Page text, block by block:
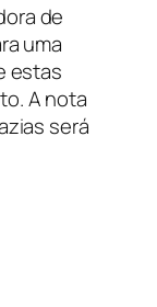
de
uma
estas
A nota
será